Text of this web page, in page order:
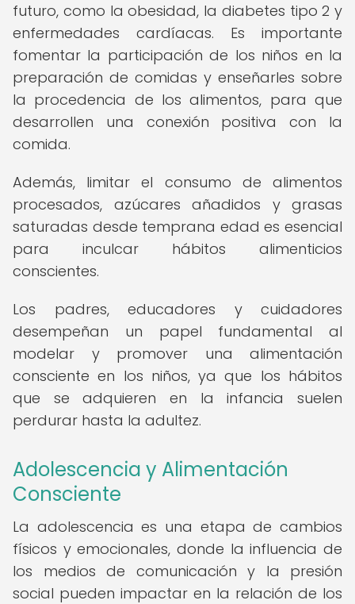
futuro, como la obesidad, la diabetes tipo 2 y
enfermedades cardíacas. Es importante
fomentar la participación de los niños en la
preparación de comidas y enseñarles sobre
la procedencia de los alimentos, para que
desarrollen una conexión positiva con la
comida.
Además, limitar el consumo de alimentos
procesados, azúcares añadidos y grasas
saturadas desde temprana edad es esencial
para inculcar hábitos alimenticios
conscientes.
Los padres, educadores y cuidadores
desempeñan un papel fundamental al
modelar y promover una alimentación
consciente en los niños, ya que los hábitos
que se adquieren en la infancia suelen
perdurar hasta la adultez.
Adolescencia y Alimentación
Consciente
La adolescencia es una etapa de cambios
físicos y emocionales, donde la influencia de
los medios de comunicación y la presión
social pueden impactar en la relación de los